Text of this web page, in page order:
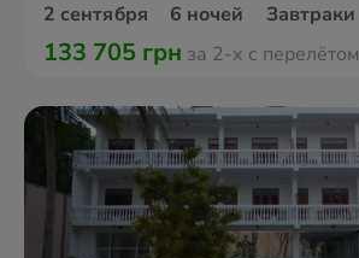
2 сентября 6 ночей Завтраки
133 705 грн за 2-х с перелётом